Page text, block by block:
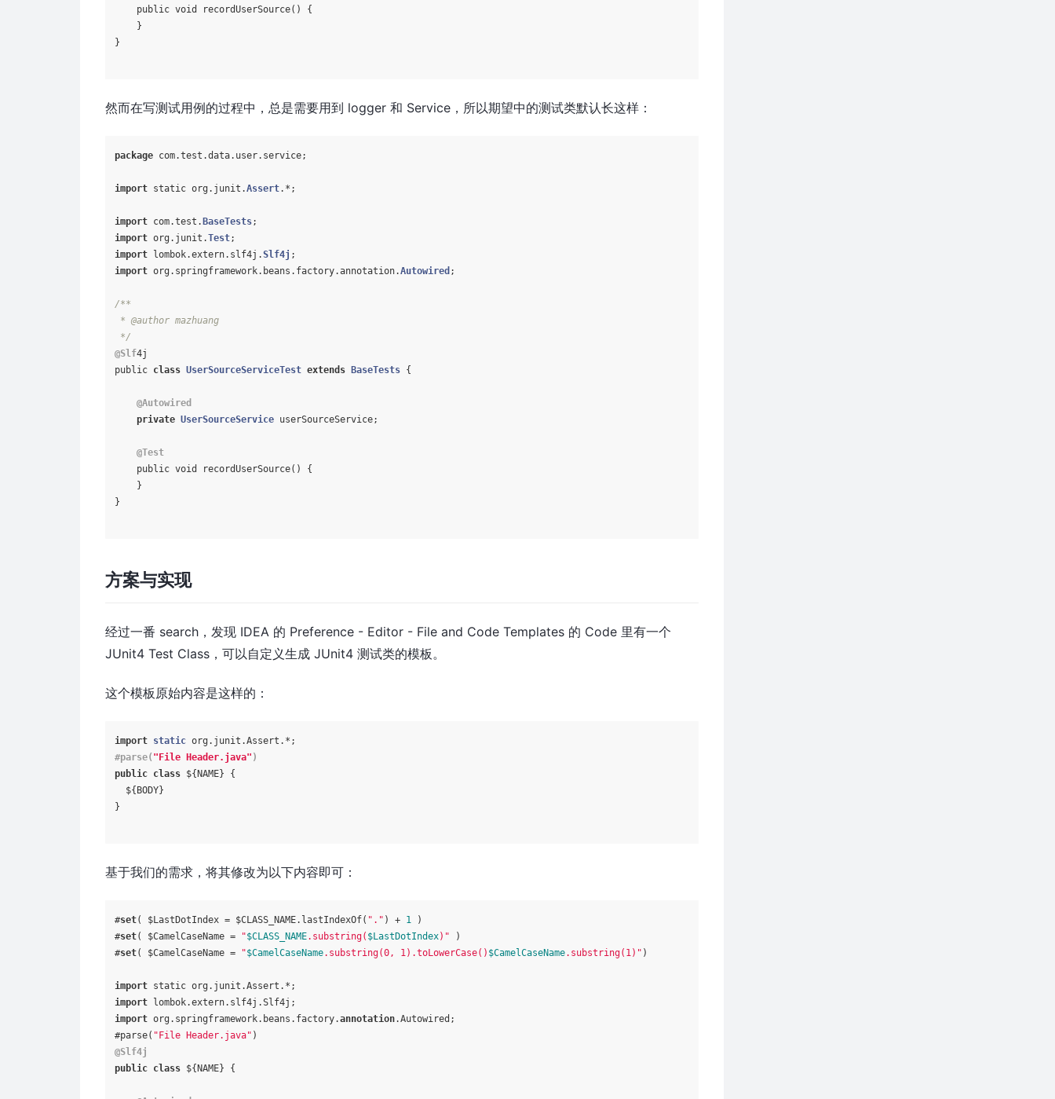
    public void recordUserSource() {
    }
}
然而在写测试用例的过程中，总是需要用到 logger 和 Service，所以期望中的测试类默认长这样：
package com.test.data.user.service;
import static org.junit.Assert.*;
import com.test. BaseTests
import org.junit.Test
import lombok.extern.slf4j.Slf4j
import org.springframework.beans.factory.annotation.Autowired ;
/**
* @author mazhuang
*/
@Slf4j
public class UserSourceServiceTest extends BaseTests {
@Autowired
private UserSourceService userSourceService;
@Test
    public void recordUserSource() {
    }
}
方案与实现
经过一番 search，发现 IDEA 的 Preference - Editor - File and Code Templates 的 Code 里有一个
JUnit4 Test Class，可以自定义生成 JUnit4 测试类的模板。
这个模板原始内容是这样的：
import static
#parse( "File Header.java" )
public class ${NAME} {
  ${BODY}
}
基于我们的需求，将其修改为以下内容即可：
#set( $LastDotIndex = $CLASS_NAME.lastIndexOf( "." ) + 1 )
#set( $CamelCaseName = "$CLASS_NAME.substring( $LastDotIndex)" )
#set( $CamelCaseName = "$CamelCaseName.substring(0, 1).toLowerCase() $CamelCaseName.substring(1)" )
import
import
import org.springframework.beans.factory.annotation.Autowired;
#parse( "File Header.java"
@Slf4j
public class ${NAME} {